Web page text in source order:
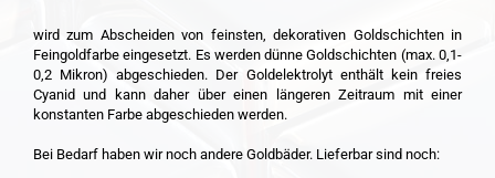
wird zum Abscheiden von feinsten, dekorativen Goldschichten in
Feingoldfarbe eingesetzt. Es werden dünne Goldschichten (max. 0,1-
0,2 Mikron) abgeschieden. Der Goldelektrolyt enthält kein freies
Cyanid und kann daher über einen längeren Zeitraum mit einer
konstanten Farbe abgeschieden werden.
Bei Bedarf haben wir noch andere Goldbäder. Lieferbar sind noch: